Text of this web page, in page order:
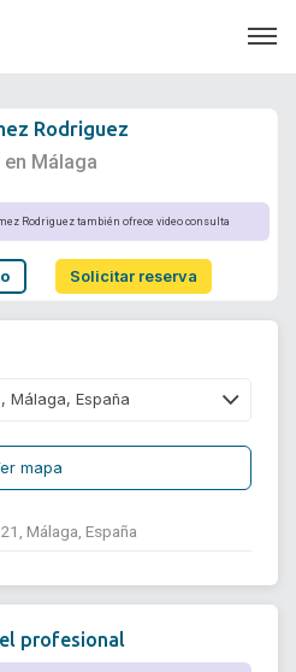
somos
un doctor?
Rodriguez
en Málaga
Rodriguez también ofrece video consulta
Solicitar reserva
mapa
Málaga, España
profesional